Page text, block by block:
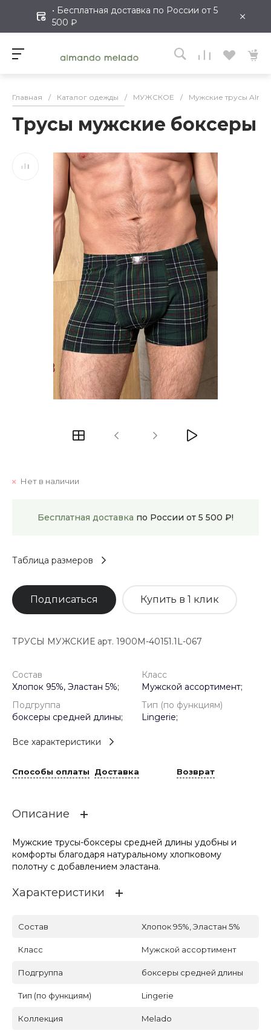
• Бесплатная доставка по России от 5
500 ₽
×
Главная / Каталог одежды / МУЖСКОЕ / Мужские трусы
Трусы мужские боксеры
Нет в наличии
Бесплатная доставка по России от 5 500 ₽!
Таблица размеров
Подписаться Купить в 1 клик
ТРУСЫ МУЖСКИЕ арт. 1900M-40151.1L-067
Состав
Хлопок 95%, Эластан 5%;
Класс
Мужской ассортимент;
Подгруппа
боксеры средней длины;
Тип (по функциям)
Lingerie;
Все характеристики
Способы оплаты Доставка Возврат
Описание
Мужские трусы-боксеры средней длины удобны и
комфорты благодаря натуральному хлопковому
полотну с добавлением эластана.
Характеристики
Состав Хлопок 95%, Эластан 5%
Класс Мужской ассортимент
Подгруппа боксеры средней длины
Тип (по функциям) Lingerie
Коллекция Melado